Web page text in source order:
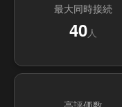
最大同時接続
40人